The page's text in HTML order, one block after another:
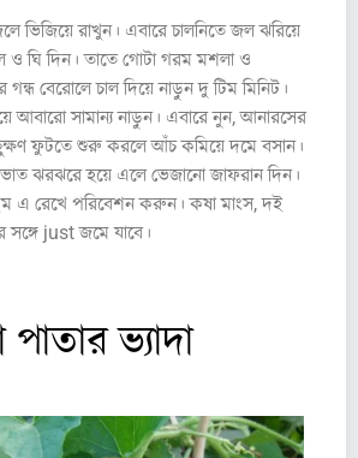
ভিজিয়ে রাখুন। এবারে চালনিতে জল ঝরিয়ে
ও ঘি দিন। তাতে গোটা গরম মশলা ও
বেরোলে চাল দিয়ে নাড়ুন দু টিম মিনিট।
আবারো সামান্য নাড়ুন। এবারে নুন, আনারসের
ফুটতে শুরু করলে আঁচ কমিয়ে দমে বসান।
ভাত ঝরঝরে হয়ে এলে ভেজানো জাফরান দিন।
এ রেখে পরিবেশন করুন। কষা মাংস, দই
সঙ্গে just জমে যাবে।
ভ্যাদা